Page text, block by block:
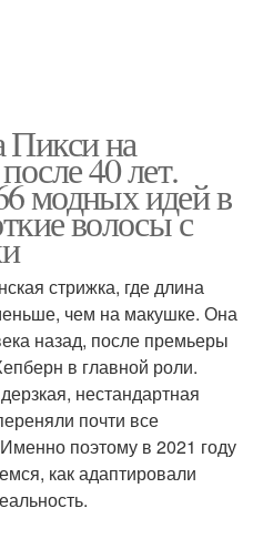
Пикси на
40 лет.
модных идей в
волосы с
стрижка, где длина
чем на макушке. Она
назад, после премьеры
в главной роли.
нестандартная
почти все
поэтому в 2021 году
как адаптировали